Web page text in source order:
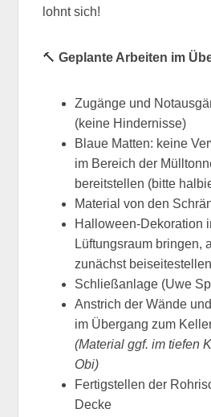
lohnt sich!
🔨Geplante Arbeiten im
Zugänge und
(keine Hindernisse)
Blaue Matten: keine
im Bereich der
bereitstellen (bitte
Material von den
Halloween-Dekoration
Lüftungsraum bringen,
zunächst beiseitestellen
Schließanlage (Uwe
Anstrich der Wände
im Übergang zum
(Material ggf. im tiefen
Obi)
Fertigstellen der
Decke